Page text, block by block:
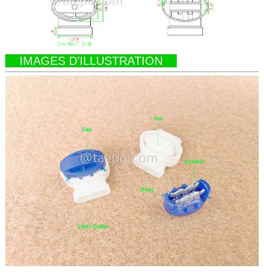
IMAGES D’ILLUSTRATION